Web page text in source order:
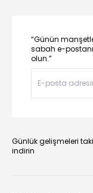
“Günün
sabah e-
olun.”
Günlük gelişmeleri
indirin